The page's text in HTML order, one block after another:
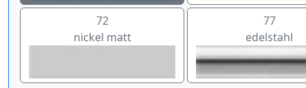
72
nickel matt
77
edelstahl